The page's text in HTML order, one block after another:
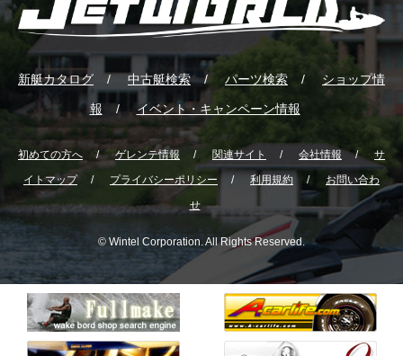
新艇カタログ 中古艇検索 パーツ検索 ショップ情
報 イベント・キャンペーン情報
初めての方へ ゲレンテ情報 関連サイト 会社情報
サ
イトマップ
プライバシーポリシー 利用規約
お問い合わ
せ
© Wintel Corporation. All Rights Reserved.